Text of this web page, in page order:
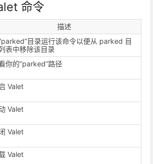
命令
描述
目录运行该命令以便从 parked 目
表中移除该目录
你的”parked”路径
Valet
Valet
Valet
Valet